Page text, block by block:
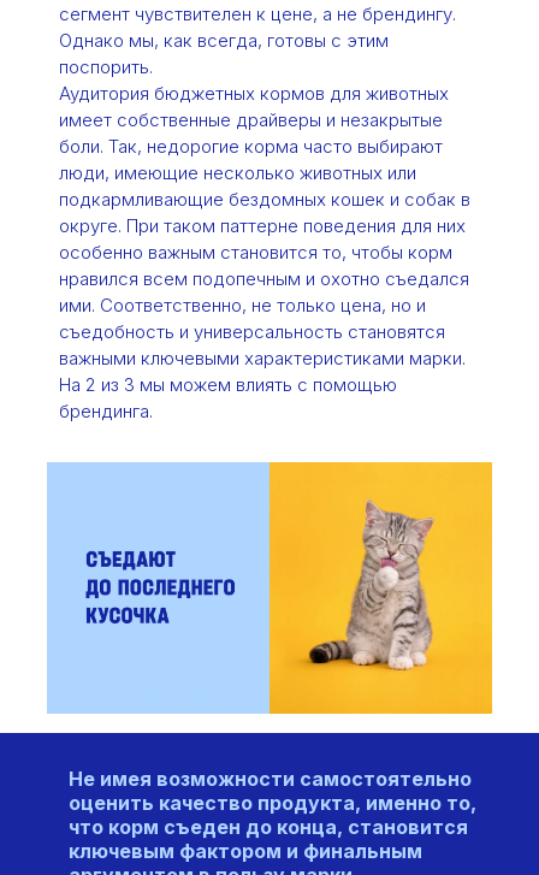
сегмент чувствителен к цене, а не брендингу.
Однако мы, как всегда, готовы с этим
поспорить.
Аудитория бюджетных кормов для животных
имеет собственные драйверы и незакрытые
боли. Так, недорогие корма часто выбирают
люди, имеющие несколько животных или
подкармливающие бездомных кошек и собак в
округе. При таком паттерне поведения для них
особенно важным становится то, чтобы корм
нравился всем подопечным и охотно съедался
ими. Соответственно, не только цена, но и
съедобность и универсальность становятся
важными ключевыми характеристиками марки.
На 2 из 3 мы можем влиять с помощью
брендинга.
Не имея возможности самостоятельно
оценить качество продукта, именно то,
что корм съеден до конца, становится
ключевым фактором и финальным